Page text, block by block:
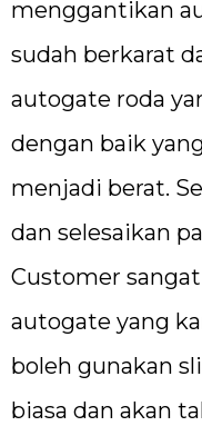
menggantikan
sudah berkarat
autogate roda
dengan baik
menjadi berat.
dan selesaikan
Customer
autogate yang
boleh gunakan
biasa dan akan